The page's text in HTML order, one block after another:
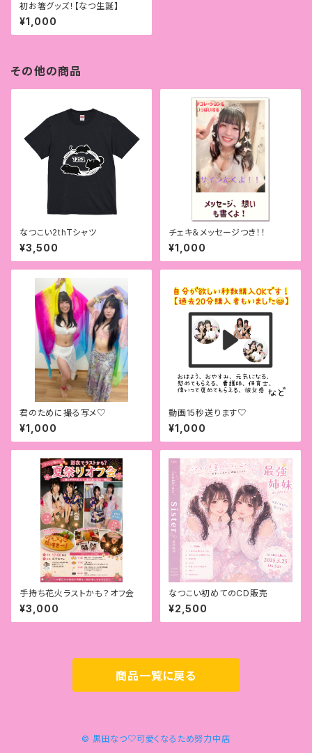
初お箸グッズ！【なつ生誕】
¥1,000
その他の商品
なつこい2thTシャツ
¥3,500
チェキ＆メッセージつき！！
¥1,000
君のために撮る写メ♡
¥1,000
動画15秒送ります♡
¥1,000
手持ち花火ラストかも？オフ会
¥3,000
なつこい初めてのCD販売
¥2,500
商品一覧に戻る
© 黒田なつ♡可愛くなるため努力中店